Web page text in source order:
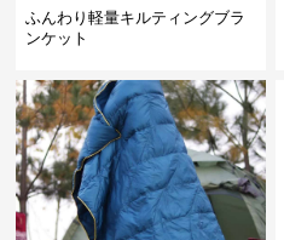
ふんわり軽量キルティングブラ
ンケット